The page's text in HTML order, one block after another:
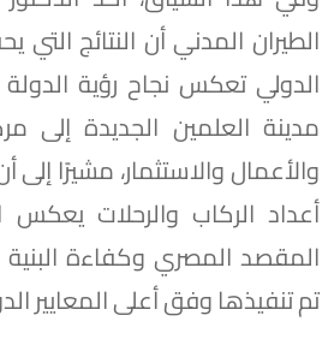
الطيران المدني أن النتائج
الدولي تعكس نجاح رؤية
مدينة العلمين الجديدة إلى
والأعمال والاستثمار، مشيرًا إلى
أعداد الركاب والرحلات يعكس
المقصد المصري وكفاءة البنية
تم تنفيذها وفق أعلى المعايير